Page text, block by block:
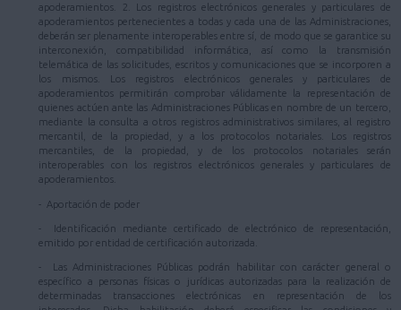
apoderamientos. 2. Los registros electrónicos generales y particulares de
apoderamientos pertenecientes a todas y cada una de las Administraciones,
deberán ser plenamente interoperables entre sí, de modo que se garantice su
interconexión, compatibilidad informática, así como la transmisión
telemática de las solicitudes, escritos y comunicaciones que se incorporen a
los mismos. Los registros electrónicos generales y particulares de
apoderamientos permitirán comprobar válidamente la representación de
quienes actúen ante las Administraciones Públicas en nombre de un tercero,
mediante la consulta a otros registros administrativos similares, al registro
mercantil, de la propiedad, y a los protocolos notariales. Los registros
mercantiles, de la propiedad, y de los protocolos notariales serán
interoperables con los registros electrónicos generales y particulares de
apoderamientos.
- Aportación de poder
- Identificación mediante certificado de electrónico de representación,
emitido por entidad de certificación autorizada.
- Las Administraciones Públicas podrán habilitar con carácter general o
específico a personas físicas o jurídicas autorizadas para la realización de
determinadas transacciones electrónicas en representación de los